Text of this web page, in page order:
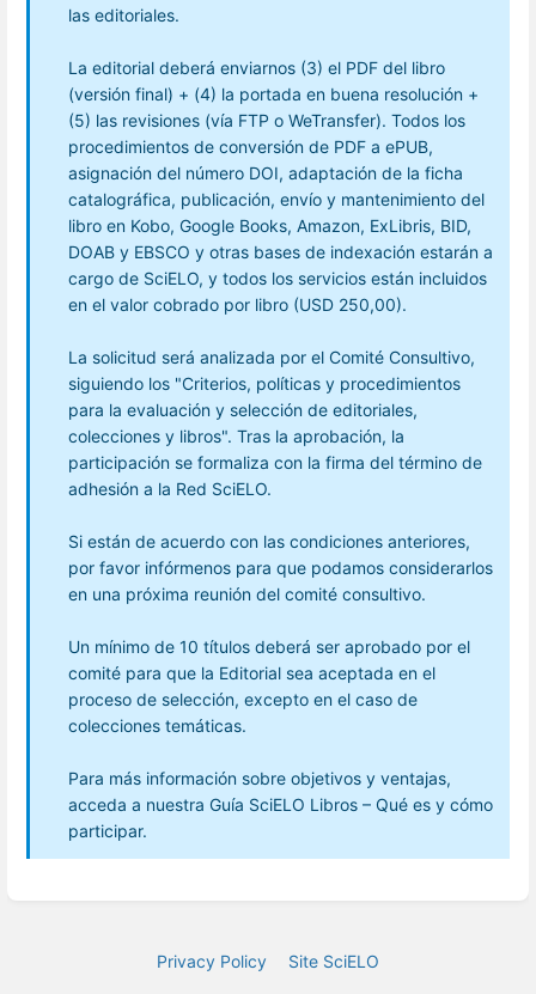
las editoriales.
La editorial deberá enviarnos (3) el PDF del libro
(versión final) + (4) la portada en buena resolución +
(5) las revisiones (vía FTP o WeTransfer). Todos los
procedimientos de conversión de PDF a ePUB,
asignación del número DOI, adaptación de la ficha
catalográfica, publicación, envío y mantenimiento del
libro en Kobo, Google Books, Amazon, ExLibris, BID,
DOAB y EBSCO y otras bases de indexación estarán a
cargo de SciELO, y todos los servicios están incluidos
en el valor cobrado por libro (USD 250,00).
La solicitud será analizada por el Comité Consultivo,
siguiendo los "Criterios, políticas y procedimientos
para la evaluación y selección de editoriales,
colecciones y libros". Tras la aprobación, la
participación se formaliza con la firma del término de
adhesión a la Red SciELO.
Si están de acuerdo con las condiciones anteriores,
por favor infórmenos para que podamos considerarlos
en una próxima reunión del comité consultivo.
Un mínimo de 10 títulos deberá ser aprobado por el
comité para que la Editorial sea aceptada en el
proceso de selección, excepto en el caso de
colecciones temáticas.
Para más información sobre objetivos y ventajas,
acceda a nuestra Guía SciELO Libros – Qué es y cómo
participar.
Privacy Policy Site SciELO